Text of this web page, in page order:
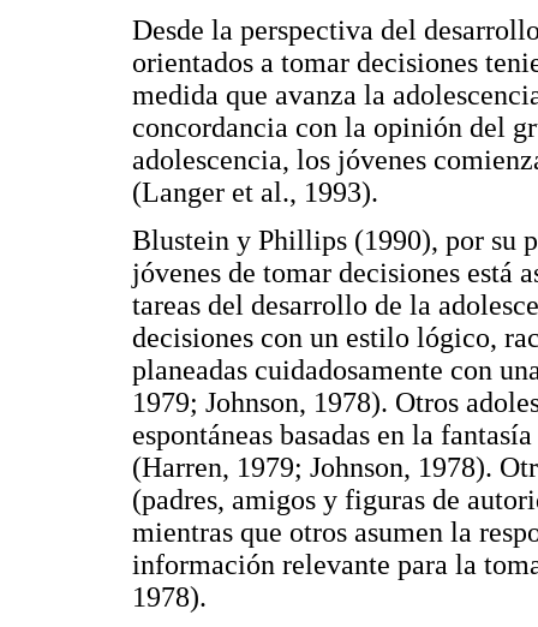
Desde la perspectiva del
orientados a tomar decisiones
medida que avanza la
concordancia con la opinión del
adolescencia, los jóvenes
(Langer et al., 1993).
Blustein y Phillips (1990), por su
jóvenes de tomar decisiones está
tareas del desarrollo de la
decisiones con un estilo lógico,
planeadas cuidadosamente con
1979; Johnson, 1978). Otros
espontáneas basadas en la
(Harren, 1979; Johnson, 1978).
(padres, amigos y figuras de
mientras que otros asumen la
información relevante para la
1978).